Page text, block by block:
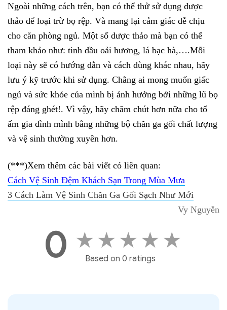
Ngoài những cách trên, bạn có thể thử sử dụng dược
thảo để loại trừ bọ rệp. Và mang lại cảm giác dễ chịu
cho căn phòng ngủ. Một số dược thảo mà bạn có thể
tham khảo như: tinh dầu oải hương, lá bạc hà,….Mỗi
loại này sẽ có hướng dẫn và cách dùng khác nhau, hãy
lưu ý kỹ trước khi sử dụng. Chẳng ai mong muốn giấc
ngủ và sức khỏe của mình bị ảnh hưởng bởi những lũ bọ
rệp đáng ghét!. Vì vậy, hãy chăm chút hơn nữa cho tổ
ấm gia đình mình bằng những bộ chăn ga gối chất lượng
và vệ sinh thường xuyên hơn.
(***)Xem thêm các bài viết có liên quan:
Cách Vệ Sinh Đệm Khách Sạn Trong Mùa Mưa
3 Cách Làm Vệ Sinh Chăn Ga Gối Sạch Như Mới
Vy Nguyễn
0 ★ ★ ★ ★ ★
Based on 0 ratings